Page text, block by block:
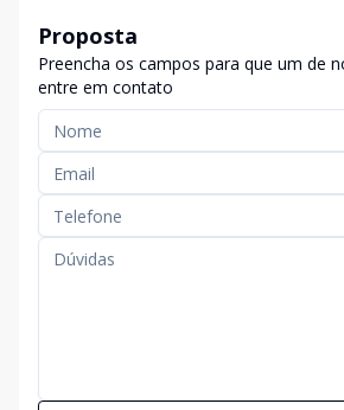
Proposta
Preencha os campos para que um de
entre em contato